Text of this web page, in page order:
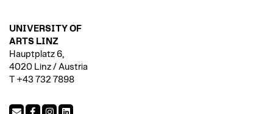
UNIVERSITY OF
ARTS LINZ
Hauptplatz 6,
4020 Linz / Austria
T +43 732 7898